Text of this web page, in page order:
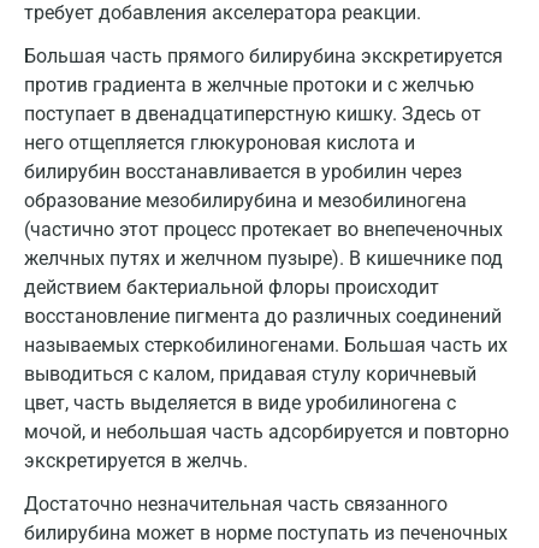
требует добавления акселератора реакции.
Большая часть прямого билирубина экскретируется
против градиента в желчные протоки и с желчью
поступает в двенадцатиперстную кишку. Здесь от
него отщепляется глюкуроновая кислота и
билирубин восстанавливается в уробилин через
образование мезобилирубина и мезобилиногена
(частично этот процесс протекает во внепеченочных
желчных путях и желчном пузыре). В кишечнике под
действием бактериальной флоры происходит
восстановление пигмента до различных соединений
называемых стеркобилиногенами. Большая часть их
выводиться с калом, придавая стулу коричневый
цвет, часть выделяется в виде уробилиногена с
мочой, и небольшая часть адсорбируется и повторно
экскретируется в желчь.
Достаточно незначительная часть связанного
билирубина может в норме поступать из печеночных
Зеленоград
Иваново
Ивантеевка
Ижевск
Истра
Йошкар-Ола
Калининград
Калуга
Кемерово
Ковров
Королев